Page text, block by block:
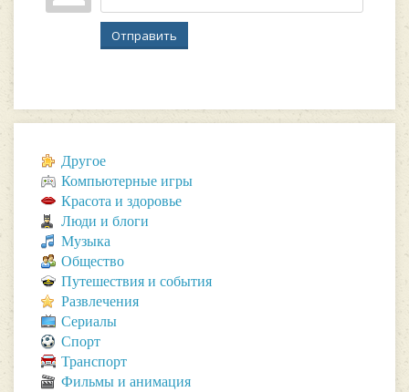
Отправить
Другое
Компьютерные игры
Красота и здоровье
Люди и блоги
Музыка
Общество
Путешествия и события
Развлечения
Сериалы
Спорт
Транспорт
Фильмы и анимация